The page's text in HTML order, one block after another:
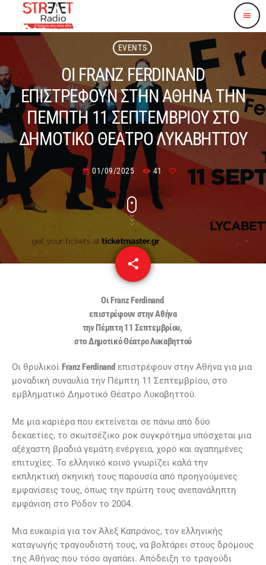
menu
EVENTS
ΟΙ FRANZ FERDINAND
ΕΠΙΣΤΡΕΦΟΥΝ ΣΤΗΝ ΑΘΗΝΑ ΤΗΝ
ΠΕΜΠΤΗ 11 ΣΕΠΤΕΜΒΡΙΟΥ ΣΤΟ
ΔΗΜΟΤΙΚΟ ΘΕΑΤΡΟ ΛΥΚΑΒΗΤΤΟΥ
today 01/09/2025 41
share
email
Οι Franz Ferdinand
επιστρέφουν στην Αθήνα
την Πέμπτη 11 Σεπτεμβρίου,
στο Δημοτικό Θέατρο Λυκαβηττού
Οι θρυλικοί Franz Ferdinand επιστρέφουν στην Αθήνα για μια
μοναδική συναυλία την Πέμπτη 11 Σεπτεμβρίου, στο
εμβληματικό Δημοτικό Θέατρο Λυκαβηττού.
Με μια καριέρα που εκτείνεται σε πάνω από δύο
δεκαετίες, το σκωτσέζικο ροκ συγκρότημα υπόσχεται μια
αξέχαστη βραδιά γεμάτη ενέργεια, χορό και αγαπημένες
επιτυχίες. Το ελληνικό κοινό γνωρίζει καλά την
εκπληκτική σκηνική τους παρουσία από προηγούμενες
εμφανίσεις τους, όπως την πρώτη τους ανεπανάληπτη
εμφάνιση στο Ρόδον το 2004.
Μια ευκαιρία για τον Άλεξ Καπράνος, τον ελληνικής
καταγωγής τραγουδιστή τους, να βολτάρει στους δρόμους
της Αθήνας που τόσο αγαπάει. Απόδειξη το τραγούδι